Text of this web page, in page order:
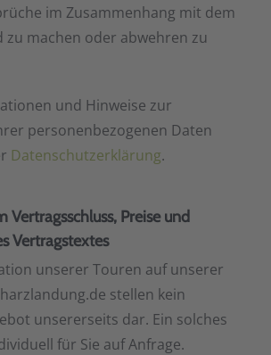
im Zusammenhang mit dem
zu machen oder abwehren zu
und Hinweise zur
personenbezogenen Daten
Datenschutzerklärung.
Vertragsschluss, Preise und
Vertragstextes
unserer Touren auf unserer
stellen kein
unsererseits dar. Ein solches
für Sie auf Anfrage.